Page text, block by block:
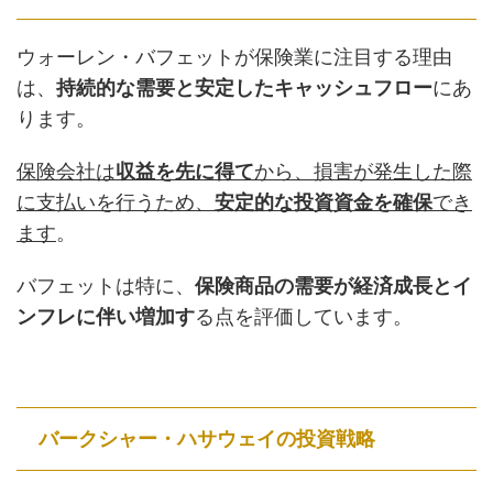
ウォーレン・バフェットが保険業に注目する理由
は、 持続的な需要と安定したキャッシュフローにあ
ります。
保険会社は収益を先に得てから、損害が発生した際
に支払いを行うため、 安定的な投資資金を確保でき
ます。
バフェットは特に、 保険商品の需要が経済成長とイ
ンフレに伴い増加する点を評価しています。
バークシャー・ハサウェイの投資戦略